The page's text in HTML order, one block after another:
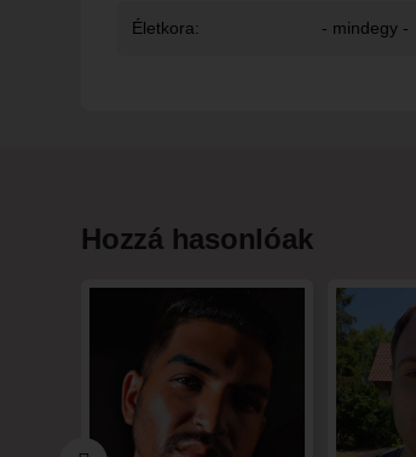
Életkora: - mindegy -
Hozzá hasonlóak